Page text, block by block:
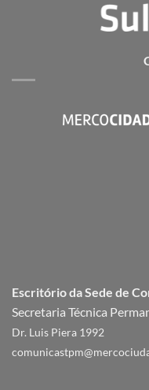
Escritório da Sede de
Secretaria Técnica
Dr. Luis Piera 1992